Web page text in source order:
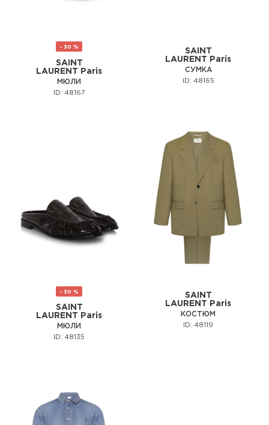
- 30 %
SAINT
LAURENT Paris
МЮЛИ
ID: 48167
SAINT
LAURENT Paris
СУМКА
ID: 48165
- 30 %
SAINT
LAURENT Paris
МЮЛИ
ID: 48135
SAINT
LAURENT Paris
КОСТЮМ
ID: 48119